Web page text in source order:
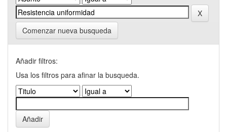
Comenzar nueva busqueda
Añadir filtros:
Usa los filtros para afinar la busqueda.